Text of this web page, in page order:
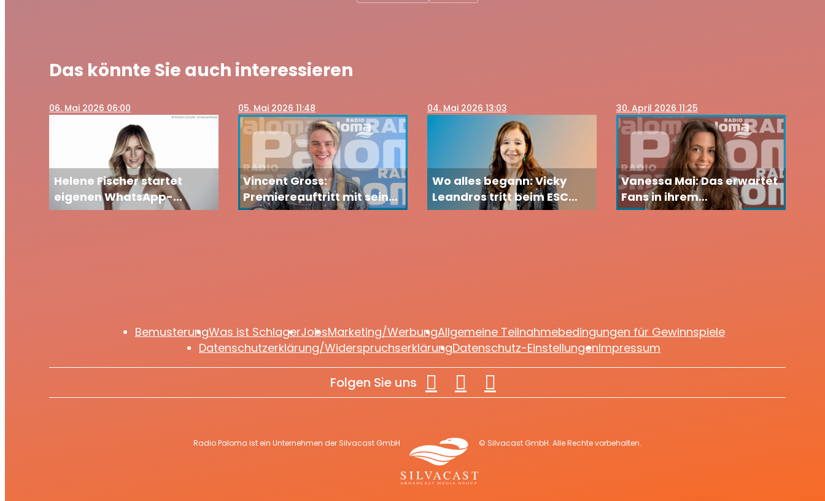
Das könnte Sie auch interessieren
06. Mai 2026 06:00
Helene Fischer startet
eigenen WhatsApp-
Channel: Fans dürfen sich
05. Mai 2026 11:48
Vincent Gross:
Premiereauftritt mit seiner
Freundin
04. Mai 2026 13:03
Wo alles begann: Vicky
Leandros tritt beim ESC
2026 in Wien auf
30. April 2026 11:25
Vanessa Mai: Das erwartet
Fans in ihrem
Geburtstagsmonat
BemusterungWas ist SchlagerJobsMarketing/WerbungAllgemeine Teilnahmebedingungen für Gewinnspiele
Datenschutzerklärung/WiderspruchserklärungDatenschutz-EinstellungenImpressum
Folgen Sie uns
Radio Paloma ist ein Unternehmen der Silvacast GmbH © Silvacast GmbH. Alle Rechte vorbehalten.